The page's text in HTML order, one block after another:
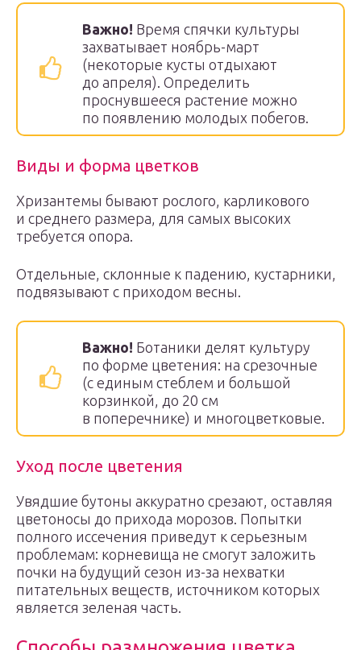
Важно! Время спячки культуры
захватывает ноябрь-март
(некоторые кусты отдыхают
до апреля). Определить
проснувшееся растение можно
по появлению молодых побегов.
Виды и форма цветков
Хризантемы бывают рослого, карликового
и среднего размера, для самых высоких
требуется опора.
Отдельные, склонные к падению, кустарники,
подвязывают с приходом весны.
Важно! Ботаники делят культуру
по форме цветения: на срезочные
(с единым стеблем и большой
корзинкой, до 20 см
в поперечнике) и многоцветковые.
Уход после цветения
Увядшие бутоны аккуратно срезают, оставляя
цветоносы до прихода морозов. Попытки
полного иссечения приведут к серьезным
проблемам: корневища не смогут заложить
почки на будущий сезон из-за нехватки
питательных веществ, источником которых
является зеленая часть.